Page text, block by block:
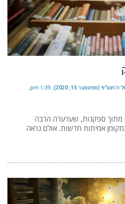
ה׳תש״פ (ספטמבר 15, 2020) 1:39 pm
מתוך ספקנות, שערערה הרבה
אמיתות חדשות. אולם נראה